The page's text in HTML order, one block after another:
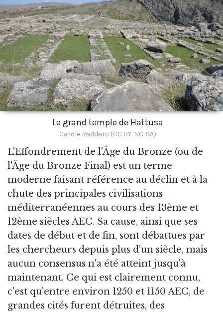
Le grand temple de Hattusa
Carole Raddato (CC BY-NC-SA)
L'Effondrement de l'Âge du Bronze (ou de
l'Âge du Bronze Final) est un terme
moderne faisant référence au déclin et à la
chute des principales civilisations
méditerranéennes au cours des 13ème et
12ème siècles AEC. Sa cause, ainsi que ses
dates de début et de fin, sont débattues par
les chercheurs depuis plus d'un siècle, mais
aucun consensus n'a été atteint jusqu'à
maintenant. Ce qui est clairement connu,
c'est qu'entre environ 1250 et 1150 AEC, de
grandes cités furent détruites, des